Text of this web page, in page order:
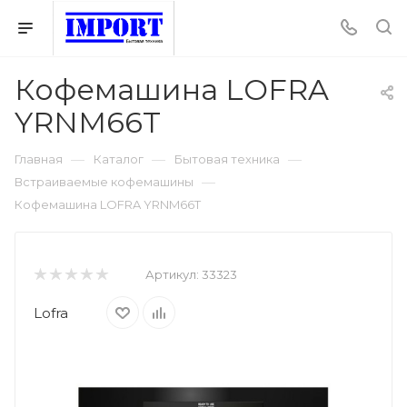
Кофемашина LOFRA
YRNM66T
Главная — Каталог — Бытовая техника —
Встраиваемые кофемашины —
Кофемашина LOFRA YRNM66T
Артикул: 33323
Lofra